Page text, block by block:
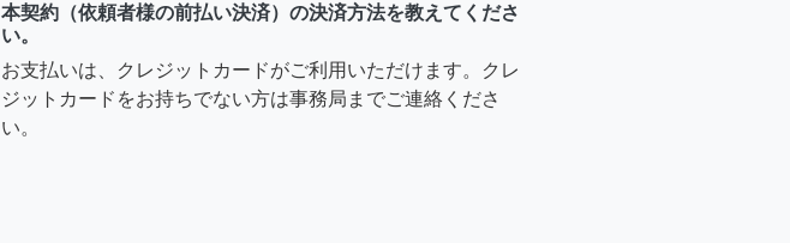
本契約（依頼者様の前払い決済）の決済方法を教えてくださ
い。
お支払いは、クレジットカードがご利用いただけます。クレ
ジットカードをお持ちでない方は事務局までご連絡くださ
い。